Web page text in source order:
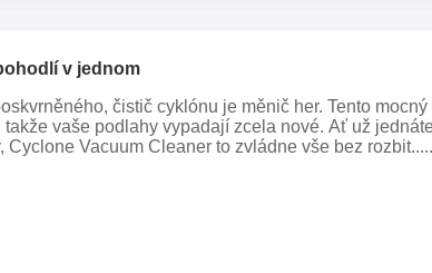
v jednom
čistič cyklónu je měnič her. Tento mocný
vaše podlahy vypadají zcela nové. Ať už
Vacuum Cleaner to zvládne vše bez